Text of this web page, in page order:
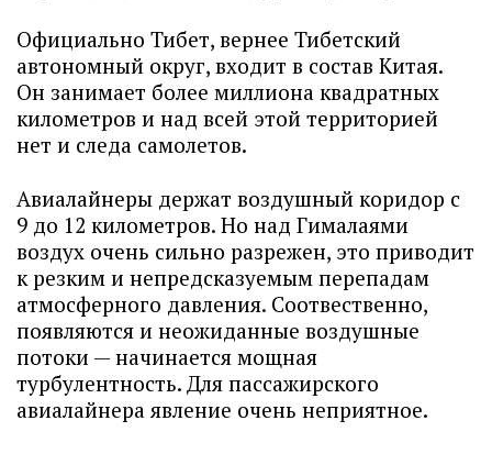
Официально Тибет, вернее Тибетский
автономный округ, входит в состав Китая.
Он занимает более миллиона квадратных
километров и над всей этой территорией
нет и следа самолетов.
Авиалайнеры держат воздушный коридор с
9 до 12 километров. Но над Гималаями
воздух очень сильно разрежен, это приводит
к резким и непредсказуемым перепадам
атмосферного давления. Соотвественно,
появляются и неожиданные воздушные
потоки — начинается мощная
турбулентность. Для пассажирского
авиалайнера явление очень неприятное.